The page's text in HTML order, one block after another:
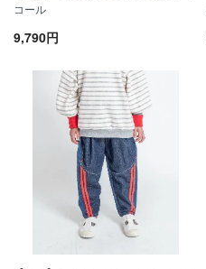
コール
9,790円